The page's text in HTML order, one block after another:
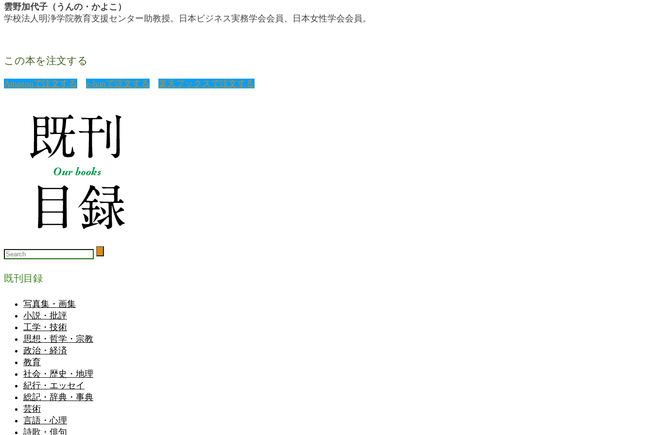
雲野加代子（うんの・かよこ）
学校法人明浄学院教育支援センター助教授。日本ビジネス実務学会会員、日本女性学会会員。
この本を注文する
Amazonで注文する e-honで注文する 楽天ブックスで注文する
既刊目録
写真集・画集
小説・批評
工学・技術
思想・哲学・宗教
政治・経済
教育
社会・歴史・地理
紀行・エッセイ
総記・辞典・事典
芸術
言語・心理
詩歌・俳句